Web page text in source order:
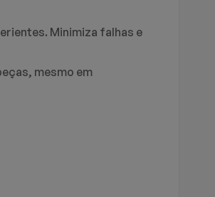
Minimiza falhas e
mesmo em